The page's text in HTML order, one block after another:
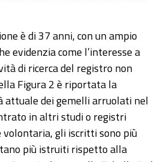
è di 37 anni, con un ampio
evidenzia come l’interesse a
di ricerca del registro non
Figura 2 è riportata la
attuale dei gemelli arruolati nel
in altri studi o registri
gli iscritti sono più
più istruiti rispetto alla